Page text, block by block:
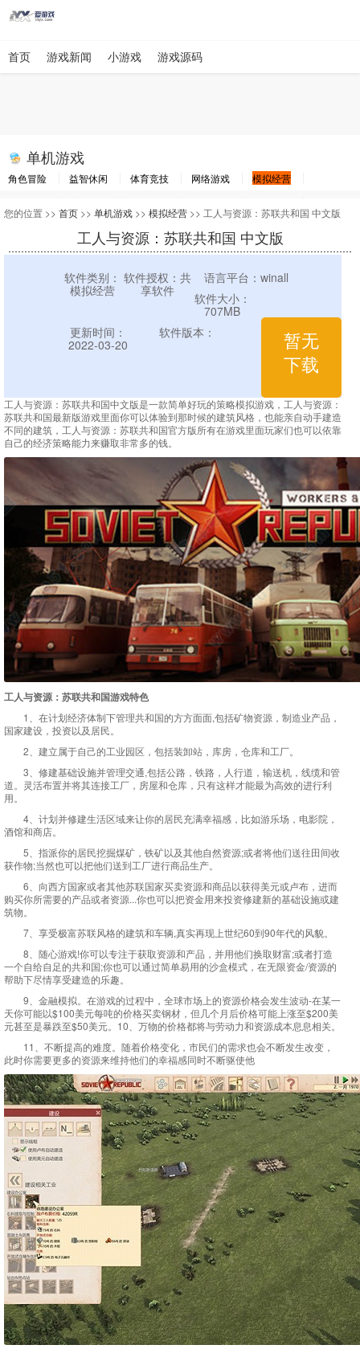
首页 游戏新闻 小游戏 游戏源码
单机游戏
角色冒险 益智休闲 体育竞技 网络游戏
模拟经营
您的位置 >> 首页 >> 单机游戏 >> 模拟经营 >> 工人与资源：苏联共和国 中文版
工人与资源：苏联共和国 中文版
软件类别：
模拟经营
软件授权：共
享软件
语言平台：winall
软件大小：
707MB
更新时间：
2022-03-20
软件版本：
暂无
下载
工人与资源：苏联共和国中文版是一款简单好玩的策略模拟游戏，工人与资源：
苏联共和国最新版游戏里面你可以体验到那时候的建筑风格，也能亲自动手建造
不同的建筑，工人与资源：苏联共和国官方版所有在游戏里面玩家们也可以依靠
自己的经济策略能力来赚取非常多的钱。
工人与资源：苏联共和国游戏特色
1、在计划经济体制下管理共和国的方方面面,包括矿物资源，制造业产品，
国家建设，投资以及居民。
2、建立属于自己的工业园区，包括装卸站，库房，仓库和工厂。
3、修建基础设施并管理交通,包括公路，铁路，人行道，输送机，线缆和管
道。灵活布置并将其连接工厂，房屋和仓库，只有这样才能最为高效的进行利
用。
4、计划并修建生活区域来让你的居民充满幸福感，比如游乐场，电影院，
酒馆和商店。
5、指派你的居民挖掘煤矿，铁矿以及其他自然资源;或者将他们送往田间收
获作物;当然也可以把他们送到工厂进行商品生产。
6、向西方国家或者其他苏联国家买卖资源和商品以获得美元或卢布，进而
购买你所需要的产品或者资源...你也可以把资金用来投资修建新的基础设施或建
筑物。
7、享受极富苏联风格的建筑和车辆,真实再现上世纪60到90年代的风貌。
8、随心游戏!你可以专注于获取资源和产品，并用他们换取财富;或者打造
一个自给自足的共和国;你也可以通过简单易用的沙盒模式，在无限资金/资源的
帮助下尽情享受建造的乐趣。
9、金融模拟。在游戏的过程中，全球市场上的资源价格会发生波动-在某一
天你可能以$100美元每吨的价格买卖钢材，但几个月后价格可能上涨至$200美
元甚至是暴跌至$50美元。10、万物的价格都将与劳动力和资源成本息息相关。
11、不断提高的难度。随着价格变化，市民们的需求也会不断发生改变，
此时你需要更多的资源来维持他们的幸福感同时不断驱使他